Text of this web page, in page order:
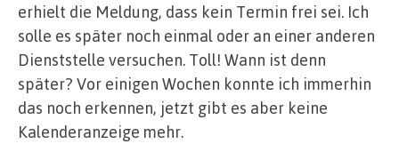
erhielt die Meldung, dass kein Termin frei sei. Ich
solle es später noch einmal oder an einer anderen
Dienststelle versuchen. Toll! Wann ist denn
später? Vor einigen Wochen konnte ich immerhin
das noch erkennen, jetzt gibt es aber keine
Kalenderanzeige mehr.